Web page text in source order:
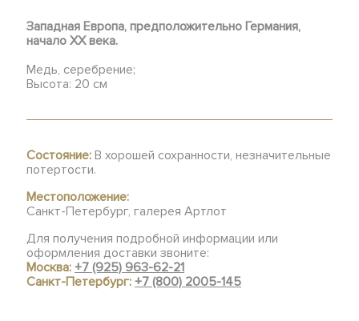
Западная Европа, предположительно Германия,
начало ХХ века.
Медь, серебрение;
Высота: 20 см
Состояние: В хорошей сохранности, незначительные
потертости.
Местоположение:
Санкт-Петербург, галерея Артлот
Для получения подробной информации или
оформления доставки звоните:
Москва:+7 (925) 963-62-21
Санкт-Петербург:+7 (800) 2005-145